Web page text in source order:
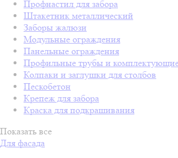
Профнастил для забора
Штакетник металлический
Заборы жалюзи
Модульные ограждения
Панельные ограждения
Профильные трубы и комплектующие
Колпаки и заглушки для столбов
Пескобетон
Крепеж для забора
Краска для подкрашивания
Показать все
Для фасада